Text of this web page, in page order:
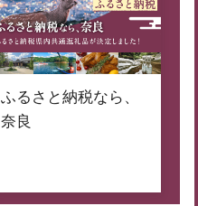
ふるさと納税なら、
奈良